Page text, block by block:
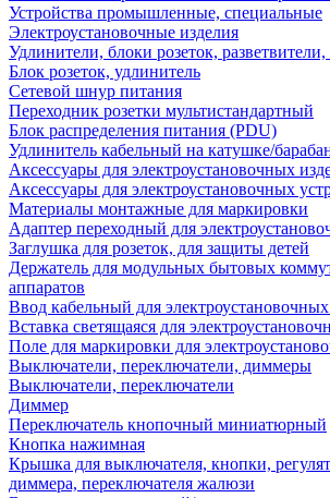
Устройства промышленные, специальные
Электроустановочные изделия
Удлинители, блоки розеток,
Блок розеток, удлинитель
Сетевой шнур питания
Переходник розетки мультистандартный
Блок распределения питания (PDU)
Удлинитель кабельный на катушке/
Аксессуары для электроустановочных
Аксессуары для электроустановочных
Материалы монтажные для маркировки
Адаптер переходный для
Заглушка для розеток, для защиты детей
Держатель для модульных бытовых
аппаратов
Ввод кабельный для
Вставка светящаяся для
Поле для маркировки для
Выключатели, переключатели, диммеры
Выключатели, переключатели
Диммер
Переключатель кнопочный миниатюрный
Кнопка нажимная
Крышка для выключателя, кнопки,
диммера, переключателя жалюзи